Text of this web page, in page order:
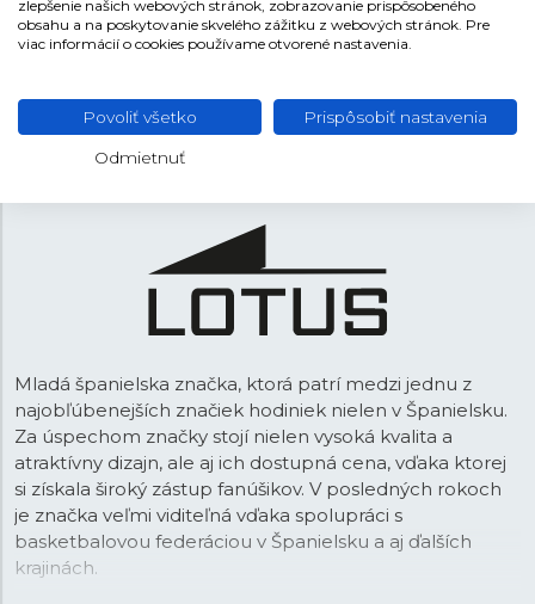
FARBA REMIENKA Strieborná
SPONA Posuvná
Mladá španielska značka, ktorá patrí medzi jednu z
najobľúbenejších značiek hodiniek nielen v Španielsku.
Za úspechom značky stojí nielen vysoká kvalita a
atraktívny dizajn, ale aj ich dostupná cena, vďaka ktorej
si získala široký zástup fanúšikov. V posledných rokoch
je značka veľmi viditeľná vďaka spolupráci s
basketbalovou federáciou v Španielsku a aj ďalších
krajinách.
zlepšenie našich webových stránok, zobrazovanie prispôsobeného
obsahu a na poskytovanie skvelého zážitku z webových stránok. Pre
viac informácií o cookies používame otvorené nastavenia.
Povoliť všetko Prispôsobiť nastavenia
Odmietnuť